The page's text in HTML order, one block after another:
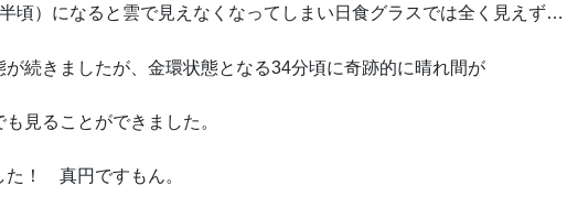
頃）になると雲で見えなくなってしまい日食グラスでは全く見えず…
続きましたが、金環状態となる34分頃に奇跡的に晴れ間が
見ることができました。
た！ 真円ですもん。